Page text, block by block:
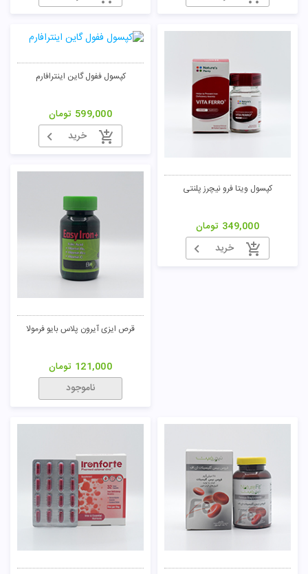
کپسول ویتا فرو نیچرز پلنتی
349,000 تومان
خرید
کپسول ففول گاین اینترافارم
599,000 تومان
خرید
قرص ایزی آیرون پلاس بایو فرمولا
121,000 تومان
ناموجود